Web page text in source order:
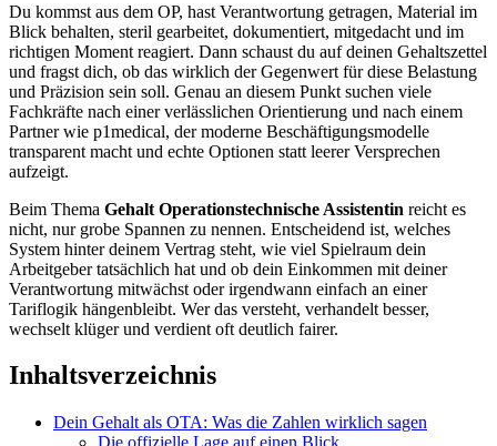
Du kommst aus dem OP, hast Verantwortung getragen, Material im
Blick behalten, steril gearbeitet, dokumentiert, mitgedacht und im
richtigen Moment reagiert. Dann schaust du auf deinen Gehaltszettel
und fragst dich, ob das wirklich der Gegenwert für diese Belastung
und Präzision sein soll. Genau an diesem Punkt suchen viele
Fachkräfte nach einer verlässlichen Orientierung und nach einem
Partner wie p1medical, der moderne Beschäftigungsmodelle
transparent macht und echte Optionen statt leerer Versprechen
aufzeigt.
Beim Thema Gehalt Operationstechnische Assistentin reicht es
nicht, nur grobe Spannen zu nennen. Entscheidend ist, welches
System hinter deinem Vertrag steht, wie viel Spielraum dein
Arbeitgeber tatsächlich hat und ob dein Einkommen mit deiner
Verantwortung mitwächst oder irgendwann einfach an einer
Tariflogik hängenbleibt. Wer das versteht, verhandelt besser,
wechselt klüger und verdient oft deutlich fairer.
Inhaltsverzeichnis
Dein Gehalt als OTA: Was die Zahlen wirklich sagen